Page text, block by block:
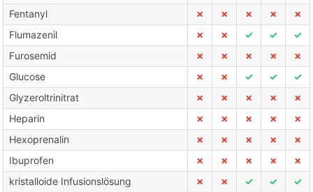
Fentanyl ✗ ✗ ✗ ✗
✗
Flumazenil
✗ ✗ ✓ ✓
✓
Furosemid
✗ ✗ ✗ ✗
✗
Glucose
✗ ✗ ✓ ✓
✓
Glyzeroltrinitrat
✗ ✗ ✗ ✗
✗
Heparin
✗ ✗ ✗ ✗
✗
Hexoprenalin
✗ ✗ ✗ ✗
✗
Ibuprofen
✗ ✗ ✗ ✗
✗
kristalloide Infusionslösung
✗ ✗ ✓ ✓
✓